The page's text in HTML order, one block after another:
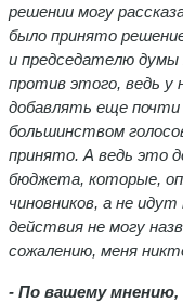
решении могу
было принято
и председателю думы
против этого, ведь у
добавлять еще
большинством
принято. А ведь это
бюджета, которые,
чиновников, а не
действия не могу
сожалению, меня
- По вашему мнению,